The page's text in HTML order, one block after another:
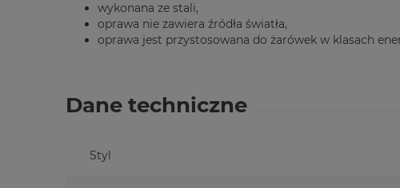
wykonana ze stali,
oprawa nie zawiera źródła światła,
oprawa jest przystosowana do żarówek w klasach
Dane techniczne
Styl